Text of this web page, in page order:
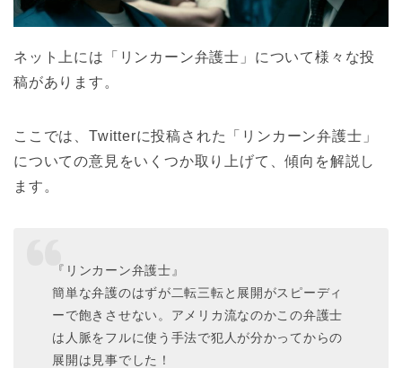
ネット上には「リンカーン弁護士」について様々な投
稿があります。
ここでは、Twitterに投稿された「リンカーン弁護士」
についての意見をいくつか取り上げて、傾向を解説し
ます。
『リンカーン弁護士』
簡単な弁護のはずが二転三転と展開がスピーディ
ーで飽きさせない。アメリカ流なのかこの弁護士
は人脈をフルに使う手法で犯人が分かってからの
展開は見事でした！